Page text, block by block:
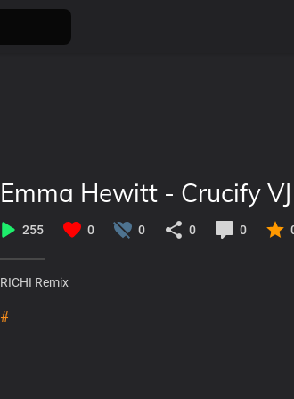
Emma Hewitt - Crucify
255 0 0 0 0
RICHI Remix
#